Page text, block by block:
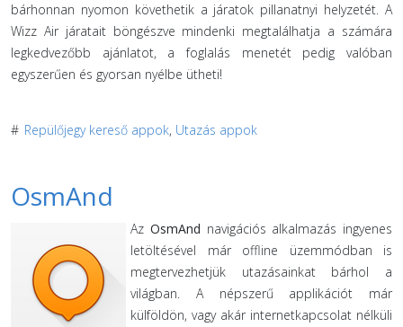
bárhonnan nyomon követhetik a járatok pillanatnyi helyzetét. A
Wizz Air járatait böngészve mindenki megtalálhatja a számára
legkedvezőbb ajánlatot, a foglalás menetét pedig valóban
egyszerűen és gyorsan nyélbe ütheti!
# Repülőjegy kereső appok, Utazás appok
OsmAnd
Az OsmAnd navigációs alkalmazás ingyenes
letöltésével már offline üzemmódban is
megtervezhetjük utazásainkat bárhol a
világban. A népszerű applikációt már
külföldön, vagy akár internetkapcsolat nélküli